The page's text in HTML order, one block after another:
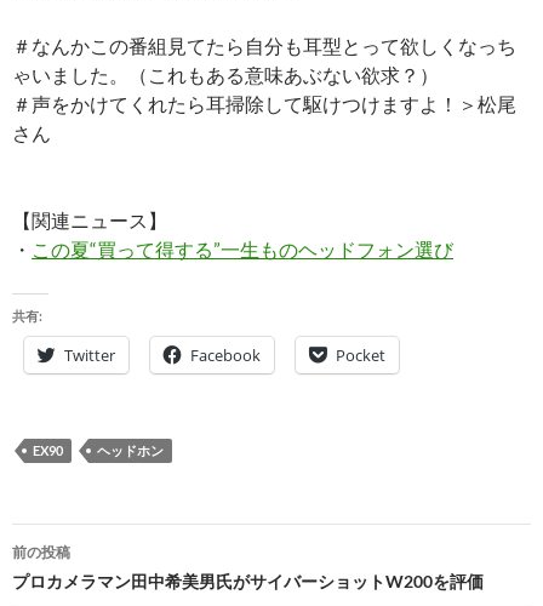
＃なんかこの番組見てたら自分も耳型とって欲しくなっち
ゃいました。（これもある意味あぶない欲求？）
＃声をかけてくれたら耳掃除して駆けつけますよ！＞松尾
さん
【関連ニュース】
・ この夏“買って得する”一生ものヘッドフォン選び
共有:
Twitter Facebook Pocket
EX90 ヘッドホン
投
稿
前の投稿
プロカメラマン田中希美男氏がサイバーショットW200を評価